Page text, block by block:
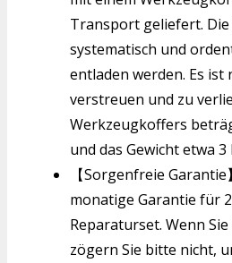
Transport geliefert.
systematisch und
entladen werden. Es ist
verstreuen und zu
Werkzeugkoffers
und das Gewicht etwa 3
【Sorgenfreie
monatige Garantie für
Reparaturset. Wenn
zögern Sie bitte nicht,